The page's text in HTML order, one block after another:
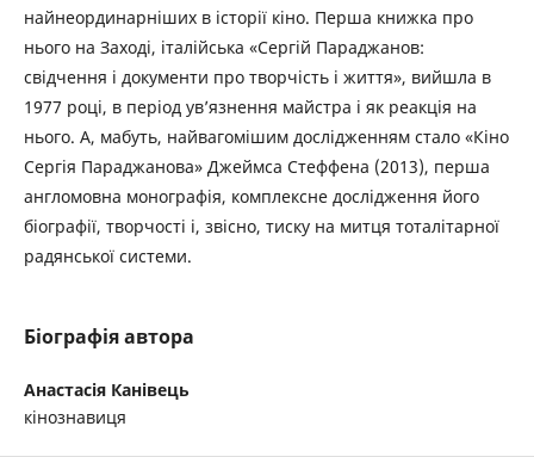
найнеординарніших в історії кіно. Перша книжка про
нього на Заході, італійська «Сергій Параджанов:
свідчення і документи про творчість і життя», вийшла в
1977 році, в період ув’язнення майстра і як реакція на
нього. А, мабуть, найвагомішим дослідженням стало «Кіно
Сергія Параджанова» Джеймса Стеффена (2013), перша
англомовна монографія, комплексне дослідження його
біографії, творчості і, звісно, тиску на митця тоталітарної
радянської системи.
Біографія автора
Анастасія Канівець
кінознавиця